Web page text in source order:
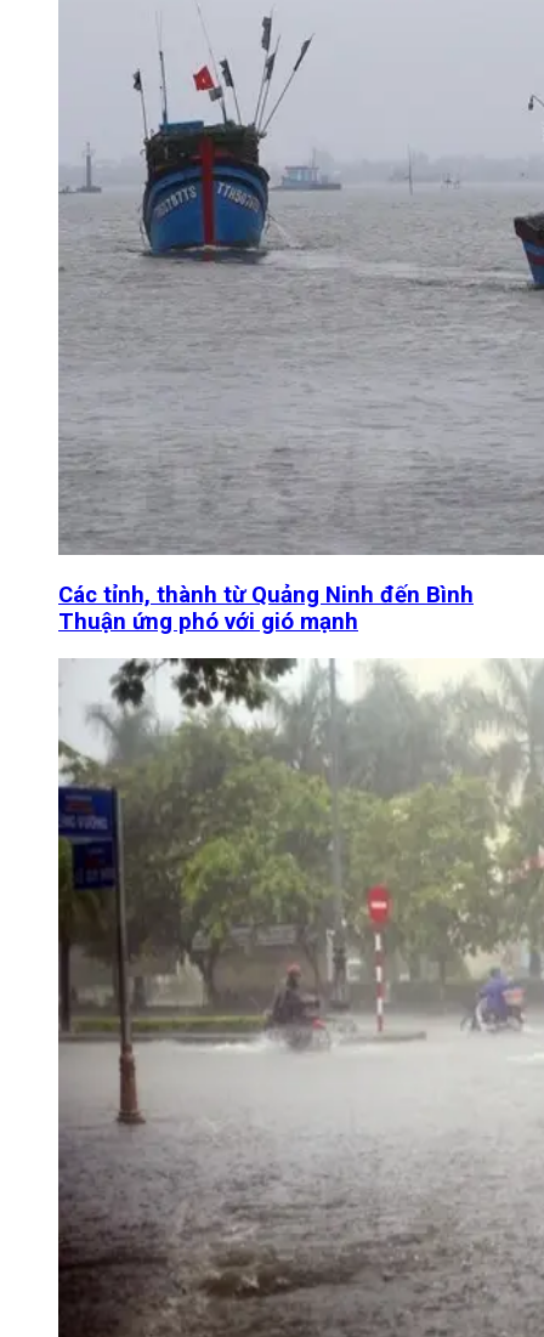
Các tỉnh, thành từ Quảng Ninh đến Bình
Thuận ứng phó với gió mạnh